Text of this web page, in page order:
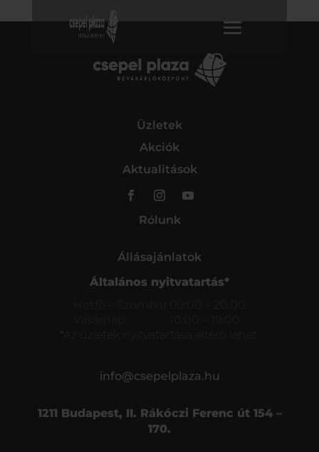
Üzletek
Akciók
Aktualitások
Rólunk
Állásajánlatok
Általános nyitvatartás*
*Az üzletek nyitvatartása eltérő lehet.
info@csepelplaza.hu
1211 Budapest, II. Rákóczi Ferenc út 154 –
170.